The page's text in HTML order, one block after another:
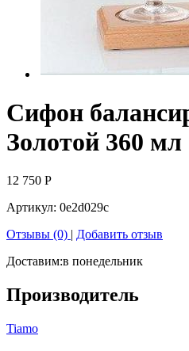
Сифон
Золотой 360 мл
12 750 Р
Артикул: 0e2d029c
Отзывы (0) | Добавить отзыв
Доставим:в понедельник
Производитель
Tiamo